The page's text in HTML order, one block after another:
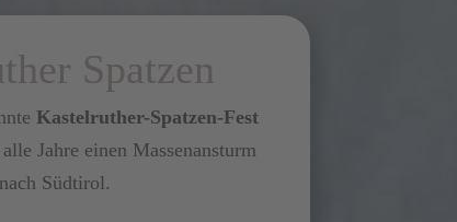
Spatzen
Kastelruther-Spatzen-Fest
Jahre einen Massenansturm
Südtirol.